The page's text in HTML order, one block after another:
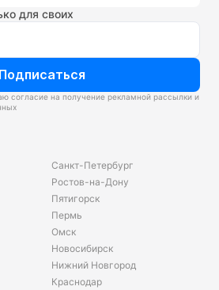
для своих
Подписаться
согласие на получение рекламной рассылки и
Санкт-Петербург
Ростов-на-Дону
Пятигорск
Пермь
Омск
Новосибирск
Нижний Новгород
Краснодар